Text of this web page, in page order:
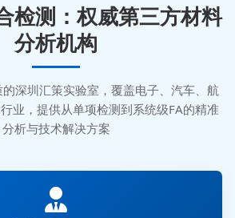
检测：权威第三方材料
分析机构
深圳汇策实验室，覆盖电子、汽车、航
业，提供从单项检测到系统级FA的精准
分析与技术解决方案